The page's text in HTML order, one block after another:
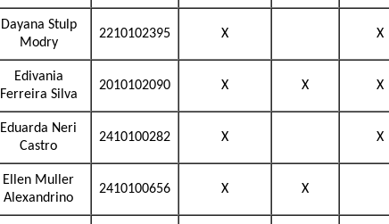
Dayana Stulp
Modry
2210102395 X X
Edivania
Ferreira Silva
2010102090 X X X
Eduarda Neri
Castro
2410100282 X X
Ellen Muller
Alexandrino
2410100656 X X